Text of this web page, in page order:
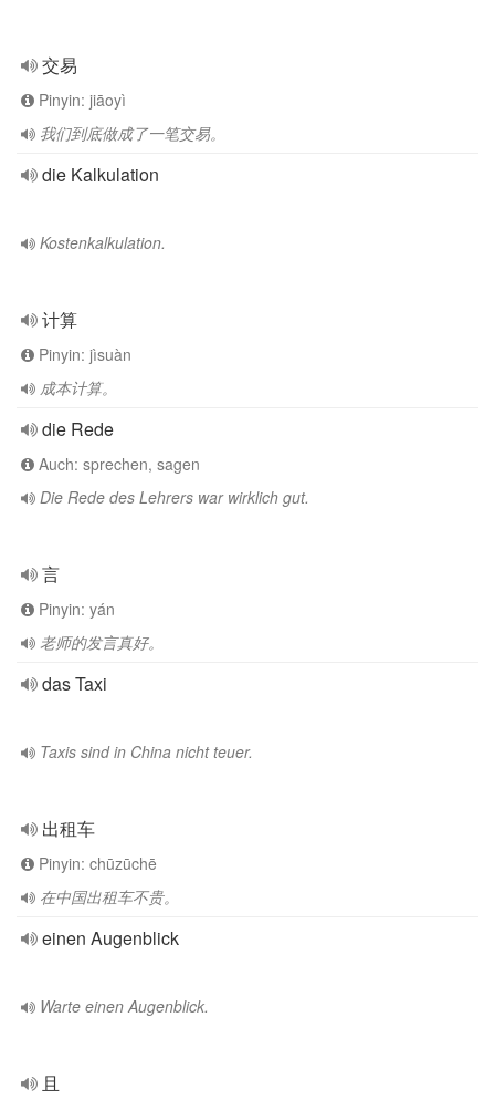
交易
Pinyin: jiāoyì
我们到底做成了一笔交易。
die Kalkulation
Kostenkalkulation.
计算
Pinyin: jìsuàn
成本计算。
die Rede
Auch: sprechen, sagen
Die Rede des Lehrers war wirklich gut.
言
Pinyin: yán
老师的发言真好。
das Taxi
Taxis sind in China nicht teuer.
出租车
Pinyin: chūzūchē
在中国出租车不贵。
einen Augenblick
Warte einen Augenblick.
且